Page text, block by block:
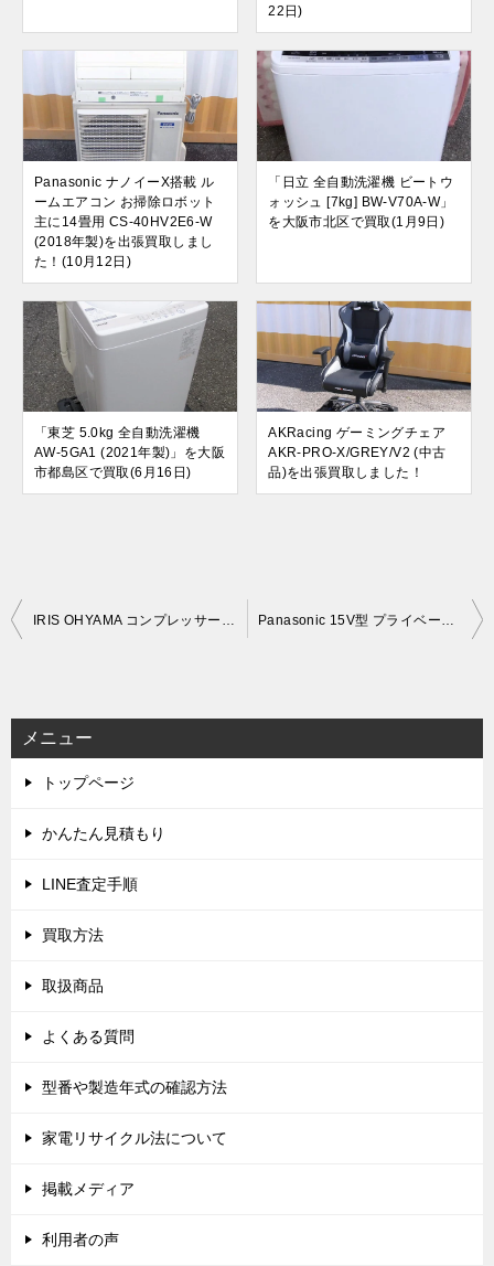
22日)
Panasonic ナノイーX搭載 ル
ームエアコン お掃除ロボット
主に14畳用 CS-40HV2E6-W
(2018年製)を出張買取しまし
た！(10月12日)
「日立 全自動洗濯機 ビートウ
ォッシュ [7kg] BW-V70A-W」
を大阪市北区で買取(1月9日)
「東芝 5.0kg 全自動洗濯機
AW-5GA1 (2021年製)」を大阪
市都島区で買取(6月16日)
AKRacing ゲーミングチェア
AKR-PRO-X/GREY/V2 (中古
品)を出張買取しました！
投
ビ
ゲ
ー
シ
メニュー
トップページ
かんたん見積もり
LINE査定手順
買取方法
取扱商品
よくある質問
型番や製造年式の確認方法
家電リサイクル法について
掲載メディア
利用者の声